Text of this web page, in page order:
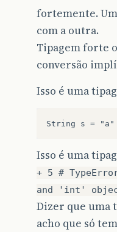
fortemente.
com a outra.
Tipagem forte
conversão
Isso é uma
Isso é uma
+ 5 #
and 'int'
Dizer que uma
acho que só